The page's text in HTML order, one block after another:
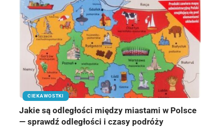
CIEKAWOSTKI
Jakie są odległości między miastami w Polsce
— sprawdź odległości i czasy podróży